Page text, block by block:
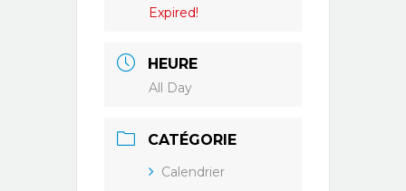
Expired!
HEURE
All Day
CATÉGORIE
Calendrier